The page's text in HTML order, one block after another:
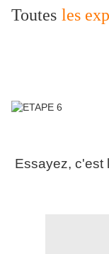
Toutes les
Essayez, c'est